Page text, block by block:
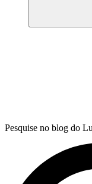
Pesquise no blog do